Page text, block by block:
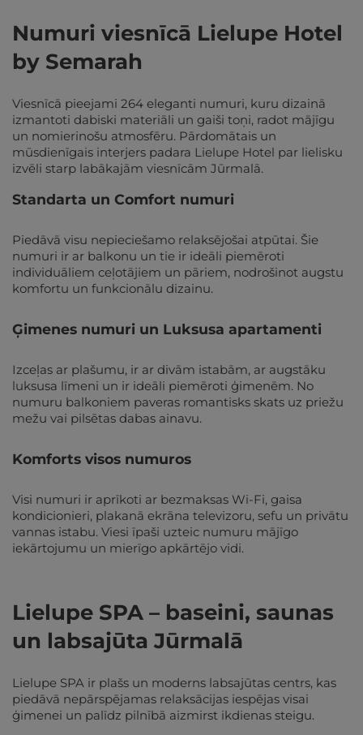
Numuri viesnīcā Lielupe Hotel
by Semarah
Viesnīcā pieejami 264 eleganti numuri, kuru dizainā
izmantoti dabiski materiāli un gaiši toņi, radot mājīgu
un nomierinošu atmosfēru. Pārdomātais un
mūsdienīgais interjers padara Lielupe Hotel par lielisku
izvēli starp labākajām viesnīcām Jūrmalā.
Standarta un Comfort numuri
Piedāvā visu nepieciešamo relaksējošai atpūtai. Šie
numuri ir ar balkonu un tie ir ideāli piemēroti
individuāliem ceļotājiem un pāriem, nodrošinot augstu
komfortu un funkcionālu dizainu.
Ģimenes numuri un Luksusa apartamenti
Izceļas ar plašumu, ir ar divām istabām, ar augstāku
luksusa līmeni un ir ideāli piemēroti ģimenēm. No
numuru balkoniem paveras romantisks skats uz priežu
mežu vai pilsētas dabas ainavu.
Komforts visos numuros
Visi numuri ir aprīkoti ar bezmaksas Wi-Fi, gaisa
kondicionieri, plakanā ekrāna televizoru, sefu un privātu
vannas istabu. Viesi īpaši uzteic numuru mājīgo
iekārtojumu un mierīgo apkārtējo vidi.
Lielupe SPA – baseini, saunas
un labsajūta Jūrmalā
Lielupe SPA ir plašs un moderns labsajūtas centrs, kas
piedāvā nepārspējamas relaksācijas iespējas visai
ģimenei un palīdz pilnībā aizmirst ikdienas steigu.